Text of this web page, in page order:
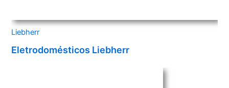
Liebherr
Eletrodomésticos Liebherr